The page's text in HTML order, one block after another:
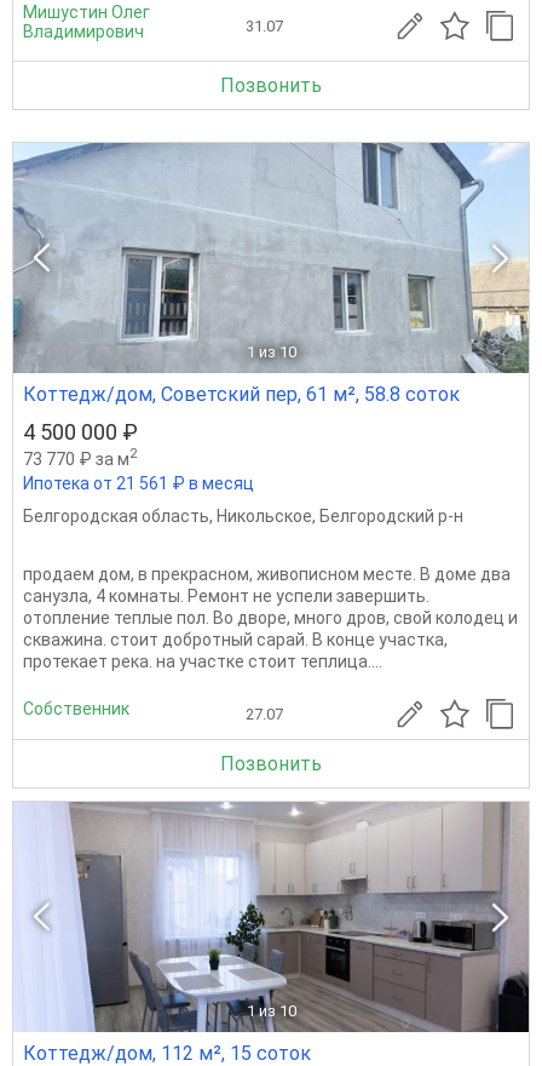
Мишустин Олег
Владимирович
31.07
Позвонить
1 из 10
Коттедж/дом, Советский пер, 61 м², 58.8 соток
4 500 000 ₽
73 770 ₽ за м2
Ипотека от 21 561 ₽ в месяц
Белгородская область, Никольское, Белгородский р-н
продаем дом, в прекрасном, живописном месте. В доме два
санузла, 4 комнаты. Ремонт не успели завершить.
отопление теплые пол. Во дворе, много дров, свой колодец и
скважина. стоит добротный сарай. В конце участка,
протекает река. на участке стоит теплица....
Собственник 27.07
Позвонить
1 из 10
Коттедж/дом, 112 м², 15 соток